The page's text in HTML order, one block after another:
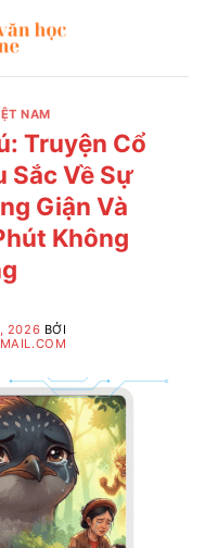
NAM
Truyện Cổ
Sắc Về Sự
Giận Và
Không
2026 BỞI